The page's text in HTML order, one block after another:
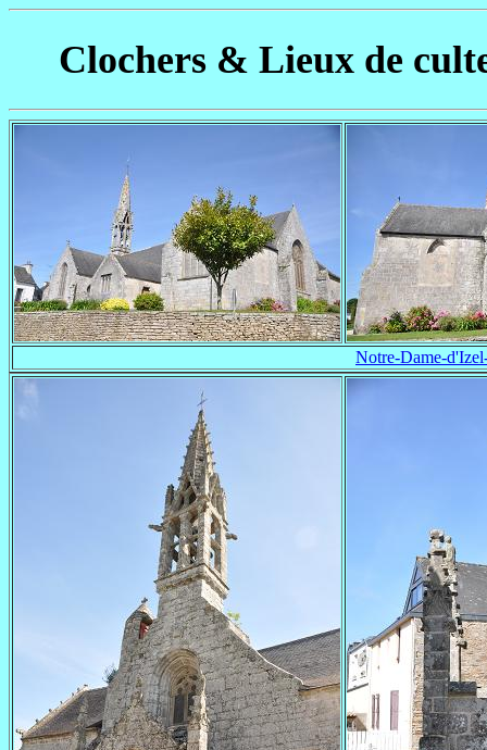
Clochers & Lieux de
Notre-Dame-